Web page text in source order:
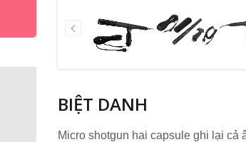
BIỆT DANH
Micro shotgun hai capsule ghi lại cả